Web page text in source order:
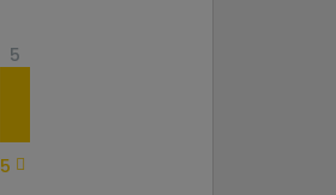
5
5